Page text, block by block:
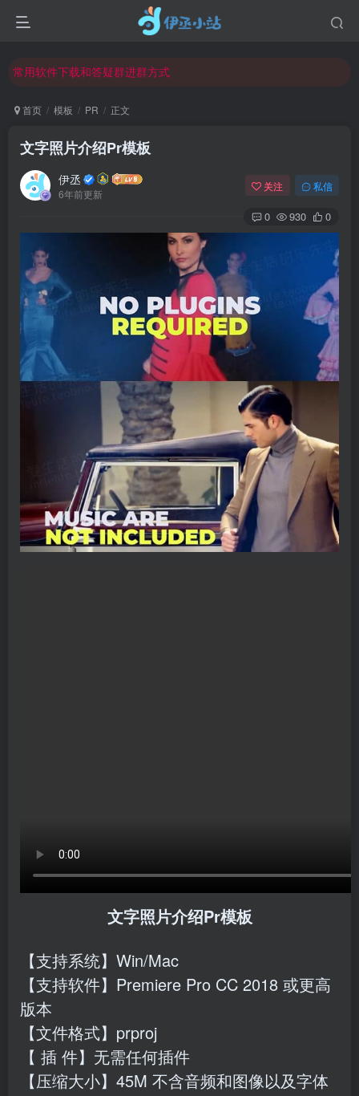
欢迎反馈网站中存在的问题和建议！
常用软件下载和答疑群进群方式
欢迎访问伊丞小站！
首页 模板 PR 正文
文字照片介绍Pr模板
伊丞
6年前更新
关注 私信
0 930 0
文字照片介绍Pr模板
【支持系统】Win/Mac
【支持软件】Premiere Pro CC 2018 或更高
版本
【文件格式】prproj
【 插 件】无需任何插件
【压缩大小】45M 不含音频和图像以及字体